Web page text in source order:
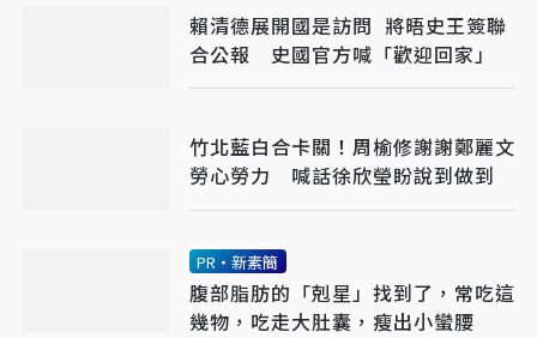
賴清德展開國是訪問 將晤史王簽聯
合公報 史國官方喊「歡迎回家」
竹北藍白合卡關！周榆修謝謝鄭麗文
勞心勞力 喊話徐欣瑩盼說到做到
PR・新素簡
腹部脂肪的「剋星」找到了，常吃這
幾物，吃走大肚囊，瘦出小蠻腰